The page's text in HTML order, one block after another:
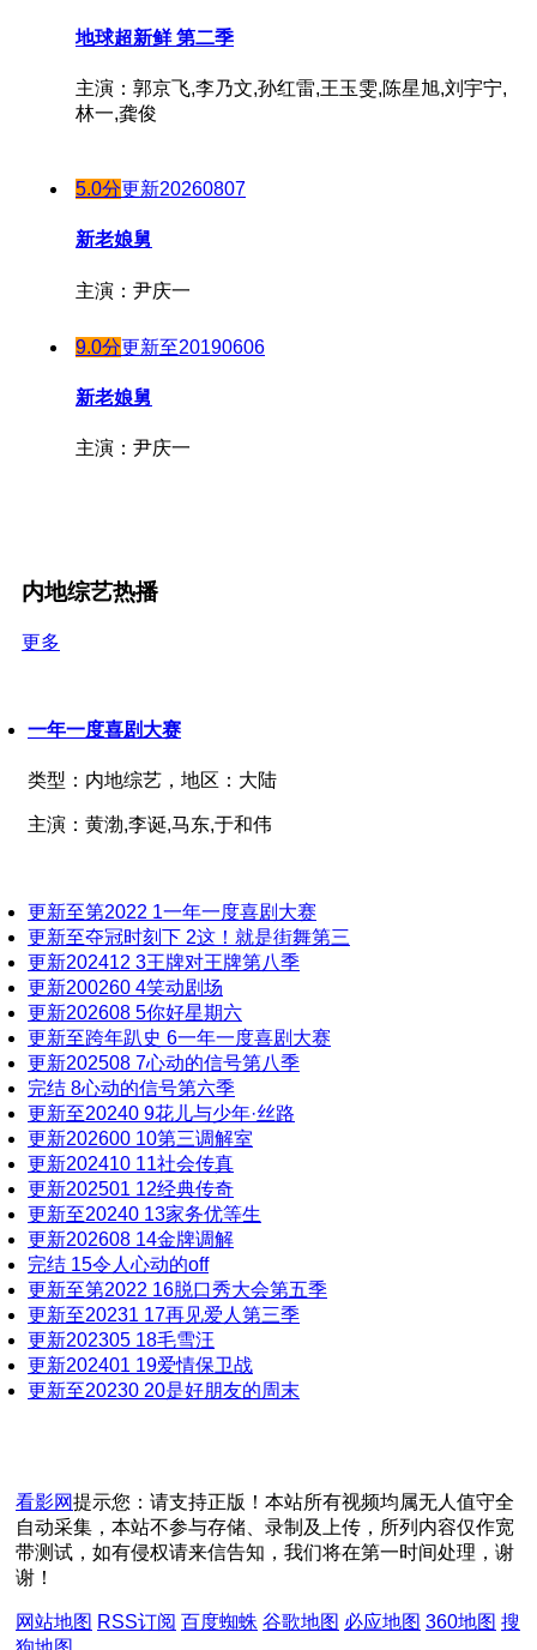
20241205
20241206
20241209
20241211
20241216
20241217
20241219
20241220
20241225
20250102
20250110
20250120
20250123
20250220
20250224
20250228
20250304
20250310
20250314
20250317
20250319
20250320
20250321
20250325
20250326
20250331
20250407
20250411
20250423
20250424
20250502
20250516
地球超新鲜 第二季
主演：郭京飞,李乃文,孙红雷,王玉雯,陈星旭,刘宇宁,
林一,龚俊
5.0分更新20260807
新老娘舅
主演：尹庆一
9.0分更新至20190606
新老娘舅
主演：尹庆一
内地综艺热播
更多
一年一度喜剧大赛
类型： 内地综艺， 地区： 大陆
主演： 黄渤,李诞,马东,于和伟
更新至第2022 1一年一度喜剧大赛
更新至夺冠时刻下 2这！就是街舞第三
更新202412 3王牌对王牌第八季
更新200260 4笑动剧场
更新202608 5你好星期六
更新至跨年趴史 6一年一度喜剧大赛
更新202508 7心动的信号第八季
完结 8心动的信号第六季
更新至20240 9花儿与少年·丝路
更新202600 10第三调解室
更新202410 11社会传真
更新202501 12经典传奇
更新至20240 13家务优等生
更新202608 14金牌调解
完结 15令人心动的off
更新至第2022 16脱口秀大会第五季
更新至20231 17再见爱人第三季
更新202305 18毛雪汪
更新202401 19爱情保卫战
更新至20230 20是好朋友的周末
看影网提示您：请支持正版！本站所有视频均属无人值守全
自动采集，本站不参与存储、录制及上传，所列内容仅作宽
带测试，如有侵权请来信告知，我们将在第一时间处理，谢
谢！
网站地图 RSS订阅 百度蜘蛛 谷歌地图 必应地图 360地图 搜